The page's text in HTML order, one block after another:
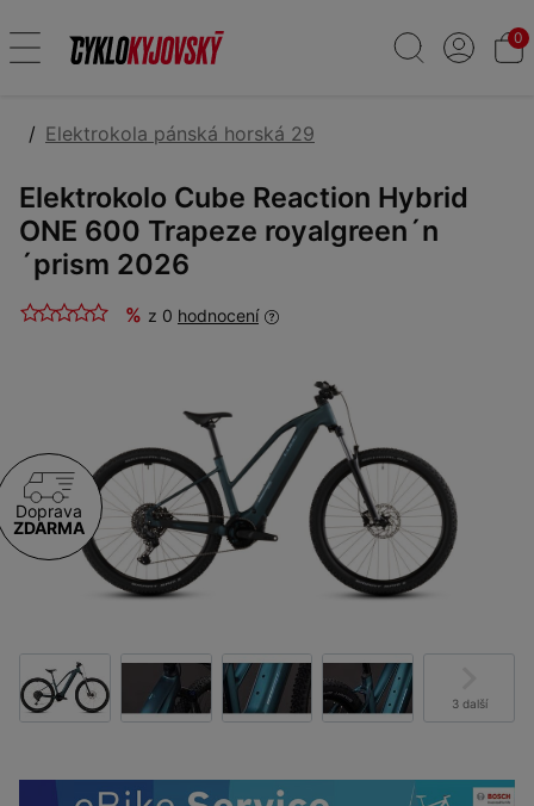
0
Elektrokola pánská horská 29
Elektrokolo Cube Reaction Hybrid
ONE 600 Trapeze royalgreen´n
´prism 2026
% z 0 hodnocení
Doprava
ZDARMA
3 další